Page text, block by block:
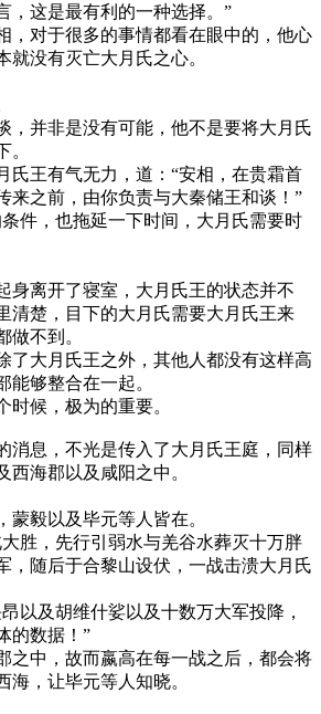
，这是最有利的一种选择。”
，对于很多的事情都看在眼中的，他心
就没有灭亡大月氏之心。
，并非是没有可能，他不是要将大月氏
。
氏王有气无力，道：“安相，在贵霜首
来之前，由你负责与大秦储王和谈！”
件，也拖延一下时间，大月氏需要时
身离开了寝室，大月氏王的状态并不
清楚，目下的大月氏需要大月氏王来
做不到。
了大月氏王之外，其他人都没有这样高
能够整合在一起。
时候，极为的重要。
消息，不光是传入了大月氏王庭，同样
西海郡以及咸阳之中。
蒙毅以及毕元等人皆在。
胜，先行引弱水与羌谷水葬灭十万胖
，随后于合黎山设伏，一战击溃大月氏
以及胡维什娑以及十数万大军投降，
的数据！”
之中，故而嬴高在每一战之后，都会将
海，让毕元等人知晓。